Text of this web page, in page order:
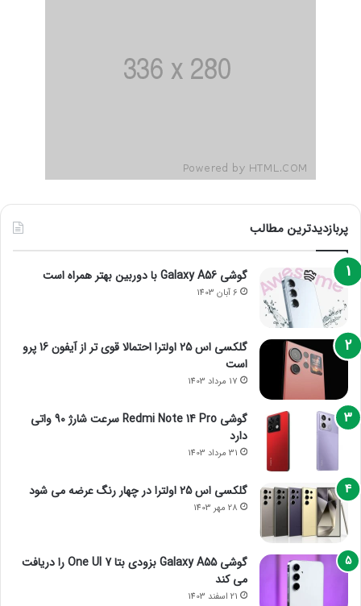
پربازدیدترین مطالب
گوشی Galaxy A56 با دوربین بهتر همراه است
6 آبان 1403
گلکسی اس 25 اولترا احتمالا قوی تر از آیفون 16 پرو
است
17 مرداد 1403
گوشی Redmi Note 14 Pro سرعت شارژ 90 واتی
دارد
31 مرداد 1403
گلکسی اس 25 اولترا در چهار رنگ عرضه می شود
28 مهر 1403
گوشی Galaxy A55 بزودی بتا One UI 7 را دریافت
می کند
21 اسفند 1403